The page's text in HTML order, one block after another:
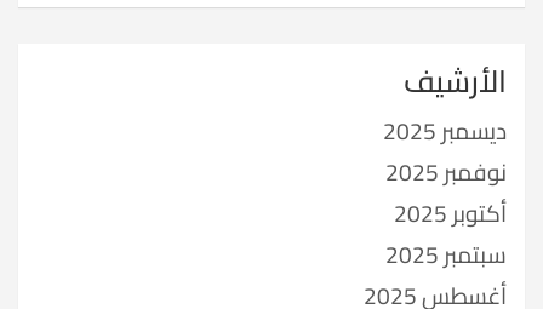
الأرشيف
ديسمبر 2025
نوفمبر 2025
أكتوبر 2025
سبتمبر 2025
أغسطس 2025